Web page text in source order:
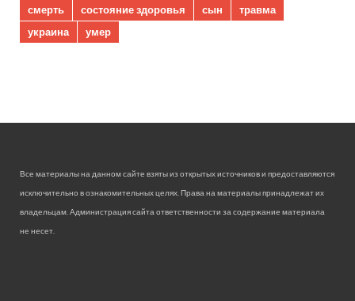
смерть
состояние здоровья сын
травма
украина
умер
Все материалы на данном сайте взяты из открытых источников и предоставляются
исключительно в ознакомительных целях. Права на материалы принадлежат их
владельцам. Администрация сайта ответственности за содержание материала
не несет.